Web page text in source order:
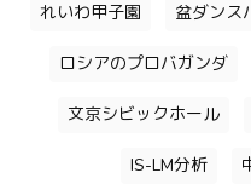
れいわ甲子園 盆ダンス
ロシアのプロバガンダ
文京シビックホール
IS-LM分析